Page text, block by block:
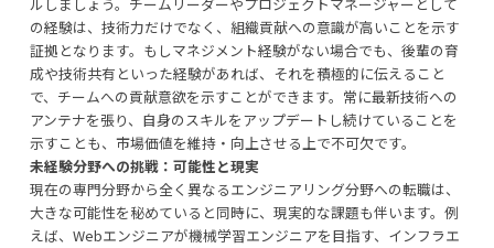
の経験は、技術力だけでなく、組織貢献への意識が高いことを示す
証拠となります。もしマネジメント経験がない場合でも、後輩の育
成や技術共有といった経験があれば、それを積極的に伝えること
で、チームへの貢献意欲を示すことができます。常に最新技術への
アンテナを張り、自身のスキルをアップデートし続けていることを
示すことも、市場価値を維持・向上させる上で不可欠です。
未経験分野への挑戦：可能性と現実
現在の専門分野から全く異なるエンジニアリング分野への転職は、
大きな可能性を秘めていると同時に、現実的な課題も伴います。例
えば、Webエンジニアが機械学習エンジニアを目指す、インフラエ